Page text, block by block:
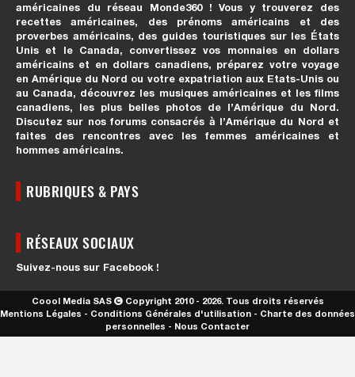
américaines du réseau Monde360 ! Vous y trouverez des
recettes américaines, des prénoms américains et des
proverbes américains, des guides touristiques sur les États
Unis et le Canada, convertissez vos monnaies en dollars
américains et en dollars canadiens, préparez votre voyage
en Amérique du Nord ou votre expatriation aux Etats-Unis ou
au Canada, découvrez les musiques américaines et les films
canadiens, les plus belles photos de l’Amérique du Nord.
Discutez sur nos forums consacrés à l’Amérique du Nord et
faites des rencontres avec les femmes américaines et
hommes américains.
RUBRIQUES & PAYS
RÉSEAUX SOCIAUX
Suivez-nous sur Facebook !
Coool Media SAS
Copyright 2010 - 2026. Tous droits réservés
Mentions Légales - Conditions Générales d'utilisation - Charte des données
personnelles - Nous Contacter